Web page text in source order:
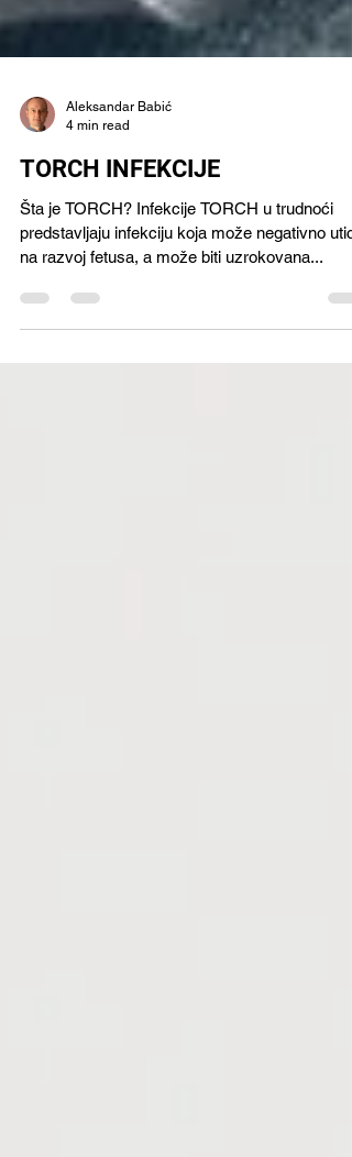
Aleksandar Babić
4 min read
TORCH INFEKCIJE
Šta je TORCH? Infekcije TORCH u trudnoći
na razvoj fetusa, a može biti uzrokovana...